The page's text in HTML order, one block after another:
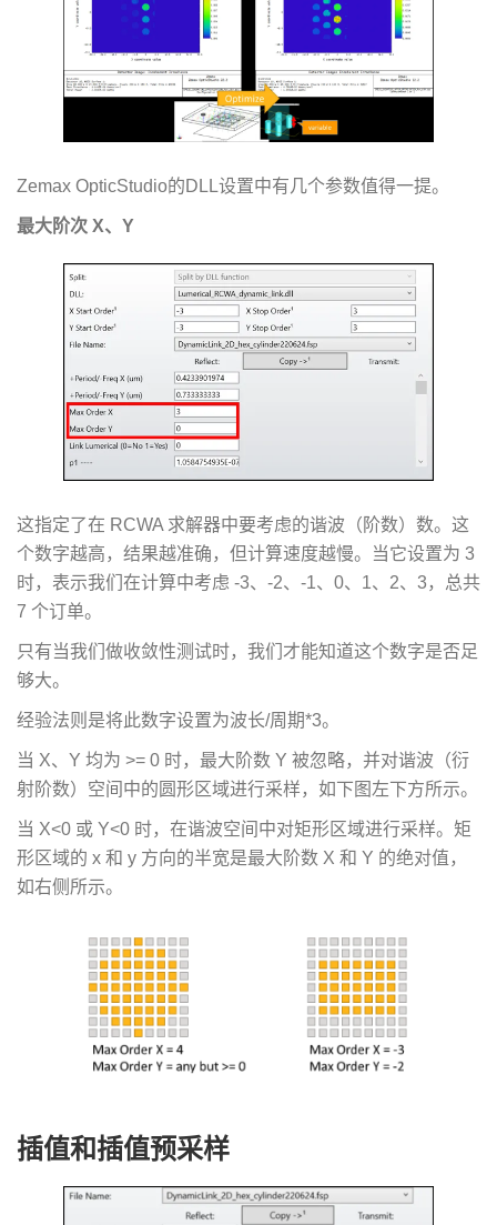
Zemax OpticStudio的DLL设置中有几个参数值得一提。
最大阶次 X、Y
这指定了在 RCWA 求解器中要考虑的谐波（阶数）数。这
个数字越高，结果越准确，但计算速度越慢。当它设置为 3
时，表示我们在计算中考虑 -3、-2、-1、0、1、2、3，总共
7 个订单。
只有当我们做收敛性测试时，我们才能知道这个数字是否足
够大。
经验法则是将此数字设置为波长/周期*3。
当 X、Y 均为 >= 0 时，最大阶数 Y 被忽略，并对谐波（衍
射阶数）空间中的圆形区域进行采样，如下图左下方所示。
当 X<0 或 Y<0 时，在谐波空间中对矩形区域进行采样。矩
形区域的 x 和 y 方向的半宽是最大阶数 X 和 Y 的绝对值，
如右侧所示。
插值和插值预采样